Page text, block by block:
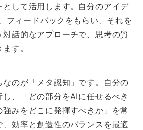
として活用します。自分のアイデ
フィードバックをもらい、それを
対話的なアプローチで、思考の質
す。
のが「メタ認知」です。自分の
、「どの部分をAIに任せるべき
みをどこに発揮すべきか」を常
、効率と創造性のバランスを最適